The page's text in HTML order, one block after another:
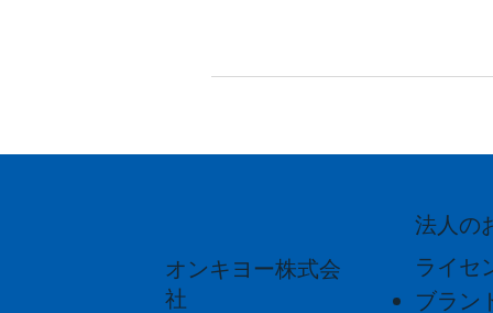
オンキヨー株式会
社
法人の
ライセ
ブラン